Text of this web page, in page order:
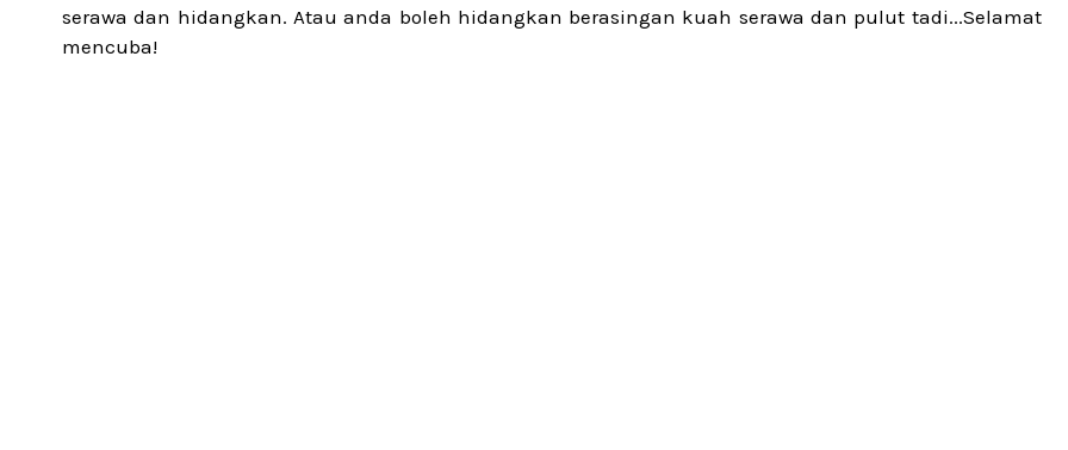
serawa dan hidangkan. Atau anda boleh hidangkan berasingan kuah serawa dan pulut tadi...Selamat
mencuba!